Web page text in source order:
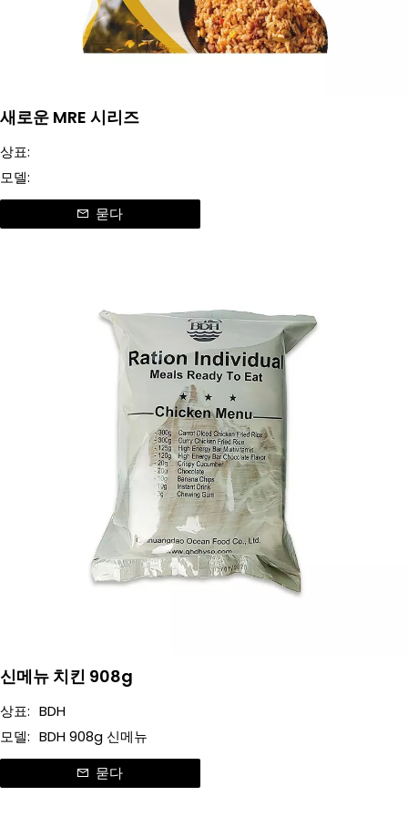
새로운 MRE 시리즈
상표:
모델:
묻다
신메뉴 치킨 908g
상표: BDH
모델: BDH 908g 신메뉴
묻다